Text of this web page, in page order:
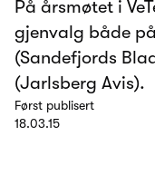
På årsmøtet i
gjenvalg både
(Sandefjords
(Jarlsberg Avis).
Først publisert
18.03.15